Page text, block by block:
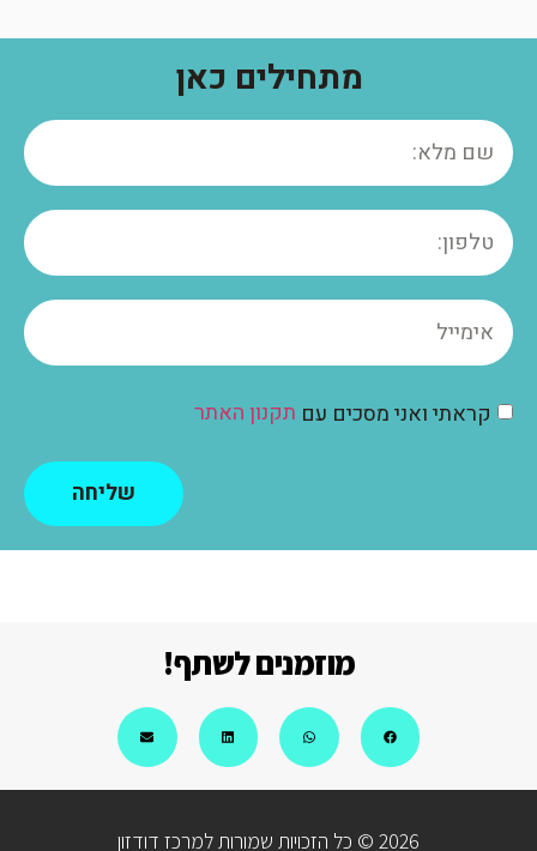
מתחילים כאן
קראתי ואני מסכים עם תקנון האתר
שליחה
מוזמנים לשתף!
2026 © כל הזכויות שמורות למרכז דודזון